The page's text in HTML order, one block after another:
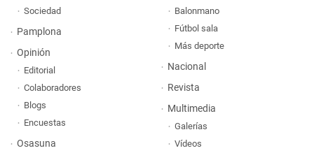
Sociedad
Pamplona
Opinión
Editorial
Colaboradores
Blogs
Encuestas
Osasuna
Balonmano
Fútbol sala
Más deporte
Nacional
Revista
Multimedia
Galerías
Vídeos